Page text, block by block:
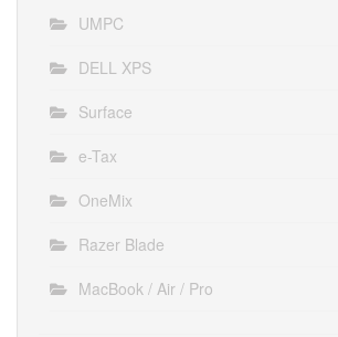
UMPC
DELL XPS
Surface
e-Tax
OneMix
Razer Blade
MacBook / Air / Pro